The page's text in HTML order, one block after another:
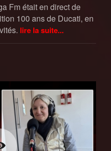
Fm était en direct de
100 ans de Ducati, en
lire la suite...